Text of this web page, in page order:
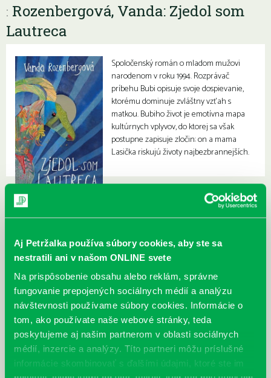
Aj Petržalka používa súbory cookies, aby ste sa
nestratili ani v našom ONLINE svete
Na prispôsobenie obsahu alebo reklám, správne
fungovanie prepojených sociálnych médií a analýzu
návštevnosti používame súbory cookies. Informácie o
tom, ako používate naše webové stránky, teda
poskytujeme aj našim partnerom v oblasti sociálnych
médií, inzercie a analýzy. Títo partneri môžu príslušné
informácie skombinovať s ďalšími údajmi, ktoré ste im
: Rozenbergová, Vanda: Zjedol som
Lautreca
Spoločenský román o mladom mužovi
narodenom v roku 1994. Rozprávač
príbehu Bubi opisuje svoje dospievanie,
ktorému dominuje zvláštny vzťah s
matkou. Bubiho život je emotívna mapa
kultúrnych vplyvov, do ktorej sa však
postupne zapisuje zločin: on a mama
Lasička riskujú životy najbezbrannejších.